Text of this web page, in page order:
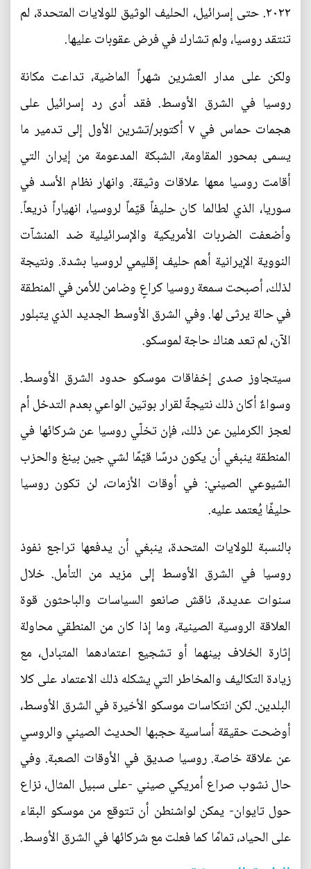
٢٠٢٢. حتى إسرائيل، الحليف الوثيق للولايات المتحدة، لم
تنتقد روسيا، ولم تشارك في فرض عقوبات عليها.
ولكن على مدار العشرين شهراً الماضية، تداعت مكانة
روسيا في الشرق الأوسط. فقد أدى رد إسرائيل على
هجمات حماس في ٧ أكتوبر/تشرين الأول إلى تدمير ما
يسمى بمحور المقاومة، الشبكة المدعومة من إيران التي
أقامت روسيا معها علاقات وثيقة. وانهار نظام الأسد في
سوريا، الذي لطالما كان حليفاً قيّماً لروسيا، انهياراً ذريعاً.
وأضعفت الضربات الأمريكية والإسرائيلية ضد المنشآت
النووية الإيرانية أهم حليف إقليمي لروسيا بشدة. ونتيجة
لذلك، أصبحت سمعة روسيا كراعٍ وضامن للأمن في المنطقة
في حالة يرثى لها. وفي الشرق الأوسط الجديد الذي يتبلور
الآن، لم تعد هناك حاجة لموسكو.
سيتجاوز صدى إخفاقات موسكو حدود الشرق الأوسط.
وسواءٌ أكان ذلك نتيجةً لقرار بوتين الواعي بعدم التدخل أم
لعجز الكرملين عن ذلك، فإن تخلّي روسيا عن شركائها في
المنطقة ينبغي أن يكون درسًا قيّمًا لشي جين بينغ والحزب
الشيوعي الصيني: في أوقات الأزمات، لن تكون روسيا
حليفًا يُعتمد عليه.
بالنسبة للولايات المتحدة، ينبغي أن يدفعها تراجع نفوذ
روسيا في الشرق الأوسط إلى مزيد من التأمل. خلال
سنوات عديدة، ناقش صانعو السياسات والباحثون قوة
العلاقة الروسية الصينية، وما إذا كان من المنطقي محاولة
إثارة الخلاف بينهما أو تشجيع اعتمادهما المتبادل، مع
زيادة التكاليف والمخاطر التي يشكله ذلك الاعتماد على كلا
البلدين. لكن انتكاسات موسكو الأخيرة في الشرق الأوسط،
أوضحت حقيقة أساسية حجبها الحديث الصيني والروسي
عن علاقة خاصة. روسيا صديق في الأوقات الصعبة. وفي
حال نشوب صراع أمريكي صيني -على سبيل المثال، نزاع
حول تايوان- يمكن لواشنطن أن تتوقع من موسكو البقاء
على الحياد، تمامًا كما فعلت مع شركائها في الشرق الأوسط.